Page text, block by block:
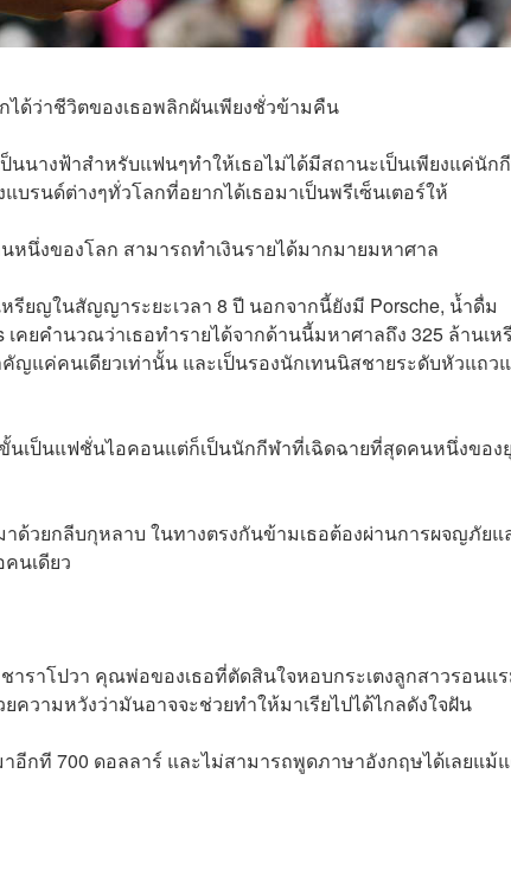
ได้ว่าชีวิตของเธอพลิกผันเพียงชั่วข้ามคืน
นนางฟ้าสำหรับแฟนๆทำให้เธอไม่ได้มีสถานะเป็นเพียงแค่นัก
รนด์ต่างๆทั่วโลกที่อยากได้เธอมาเป็นพรีเซ็นเตอร์ให้
นึ่งของโลก สามารถทำเงินรายได้มากมายมหาศาล
ยญในสัญญาระยะเวลา 8 ปี นอกจากนี้ยังมี Porsche, น้ำดื่ม
เคยคำนวณว่าเธอทำรายได้จากด้านนี้มหาศาลถึง 325 ล้านเ
ญแค่คนเดียวเท่านั้น และเป็นรองนักเทนนิสชายระดับหัวแถว
นเป็นแฟชั่นไอคอนแต่ก็เป็นนักกีฬาที่เฉิดฉายที่สุดคนหนึ่งของ
ด้วยกลีบกุหลาบ ในทางตรงกันข้ามเธอต้องผ่านการผจญภัยแ
นเดียว
ราโปวา คุณพ่อของเธอที่ตัดสินใจหอบกระเตงลูกสาวรอนแ
วามหวังว่ามันอาจจะช่วยทำให้มาเรียไปได้ไกลดังใจฝัน
กที 700 ดอลลาร์ และไม่สามารถพูดภาษาอังกฤษได้เลยแม้